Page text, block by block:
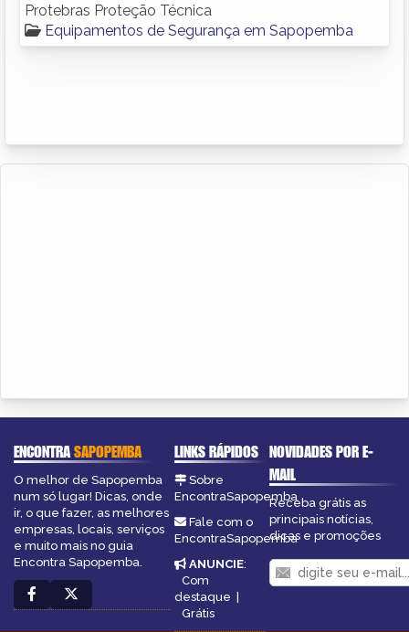
Protebras Proteção Técnica
Equipamentos de Segurança em Sapopemba
ENCONTRASAPOPEMBA
O melhor de Sapopemba
num só lugar! Dicas, onde
ir, o que fazer, as melhores
empresas, locais, serviços
e muito mais no guia
Encontra Sapopemba.
LINKS RÁPIDOS
Sobre
EncontraSapopemba
Fale com o
EncontraSapopemba
ANUNCIE:
Com
destaque |
Grátis
NOVIDADES POR E-
MAIL
Receba grátis as
principais notícias,
dicas e promoções